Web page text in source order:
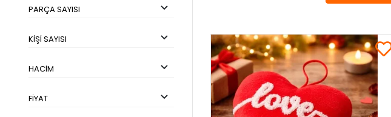
PARÇA SAYISI
KIŞI SAYISI
HACIM
FIYAT